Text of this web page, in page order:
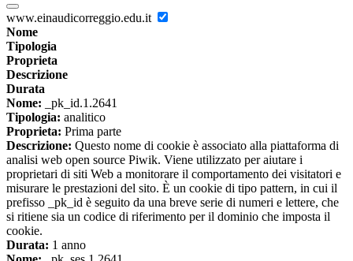
www.einaudicorreggio.edu.it
Nome
Tipologia
Proprieta
Descrizione
Durata
Nome: _pk_id.1.2641
Tipologia: analitico
Proprieta: Prima parte
Descrizione: Questo nome di cookie è associato alla piattaforma di
analisi web open source Piwik. Viene utilizzato per aiutare i
proprietari di siti Web a monitorare il comportamento dei visitatori e
misurare le prestazioni del sito. È un cookie di tipo pattern, in cui il
prefisso _pk_id è seguito da una breve serie di numeri e lettere, che
si ritiene sia un codice di riferimento per il dominio che imposta il
cookie.
Durata: 1 anno